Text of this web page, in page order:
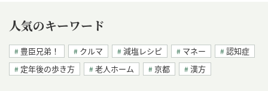
人気のキーワード
豊臣兄弟！ クルマ 減塩レシピ マネー
認知症
定年後の歩き方
老人ホーム 京都 漢方